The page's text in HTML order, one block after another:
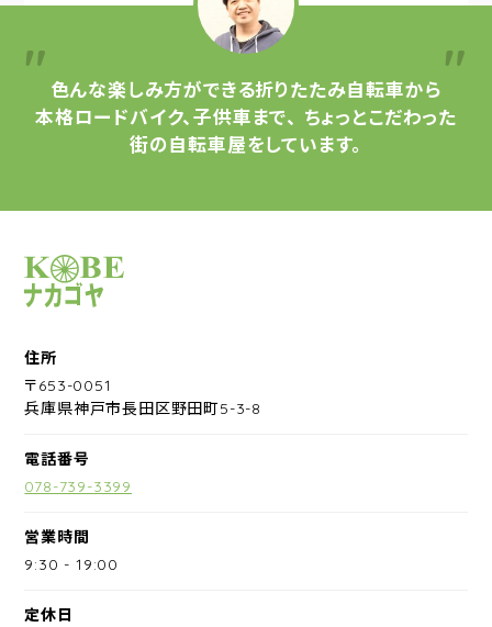
色んな楽しみ方ができる折りたたみ自転車から
本格ロードバイク、子供車まで、 ちょっとこだわった
街の自転車屋をしています。
サイクルショップナカゴヤ
住所
〒653-0051
兵庫県神戸市長田区野田町5-3-8
電話番号
078-739-3399
営業時間
9:30 -19:00
定休日